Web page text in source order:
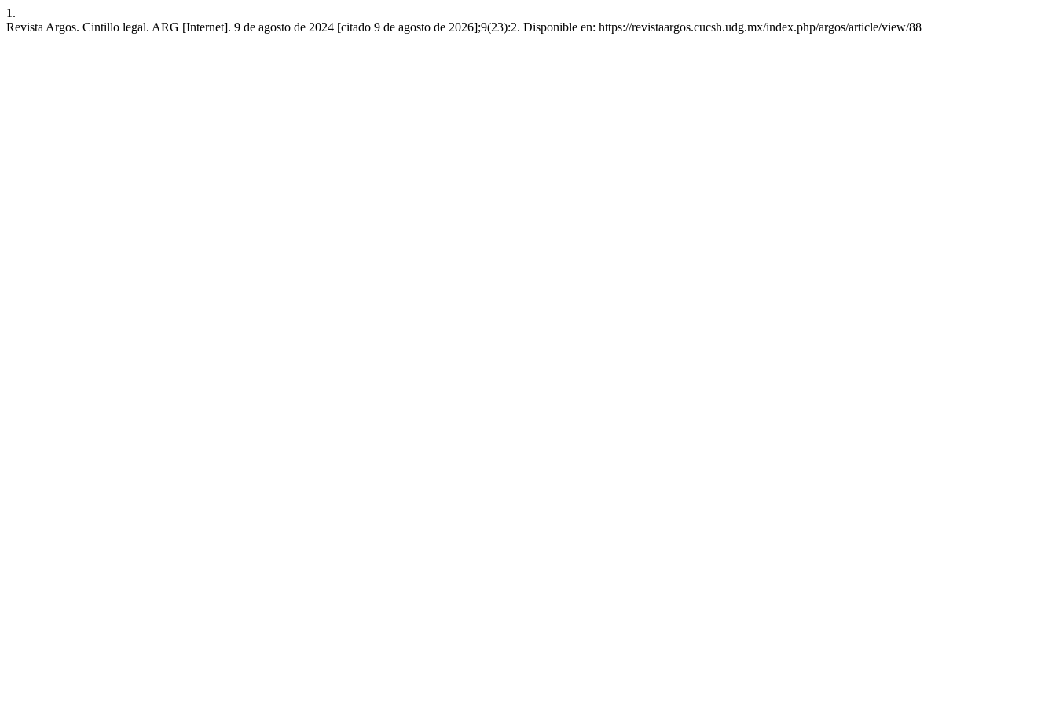
1.
Revista Argos. Cintillo legal. ARG [Internet]. 9 de agosto de 2024 [citado 9 de agosto de 2026];9(23):2. Disponible en: https://revistaargos.cucsh.udg.mx/index.php/argos/article/view/88